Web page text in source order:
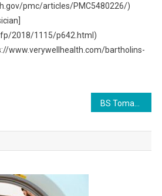
pmc/articles/PMC5480226/)
2018/1115/p642.html)
www.verywellhealth.com/bartholins-